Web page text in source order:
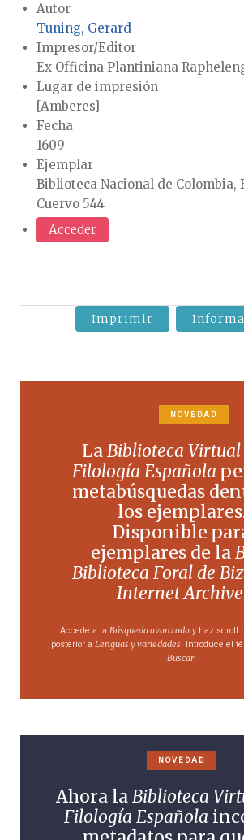
Autor
Tuning, Gerard
Impresor/Editor
Ex Officina Plantiniana
Lugar de impresión
[Amberes]
Fecha
1609
Ejemplar
Biblioteca Nacional de Colombia,
Cuervo 544
Acceder
Imprimir
NOVEDAD
LaBiblioteca Virtual
Filología Española
metabúsquedas
los
Disponible
ejemplares de la
Biblioteca Foral de
Internet Archive
Accede a la Búsqueda avanzada y haz scroll
posterior a Lenguas y variedades . Introduce el
Buscar.
NOVEDAD
Ahora laBiblioteca
Filología Española